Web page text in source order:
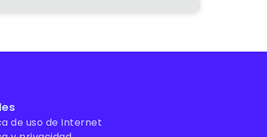
de uso de Internet